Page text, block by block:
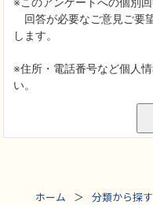
ホーム
分類から探す